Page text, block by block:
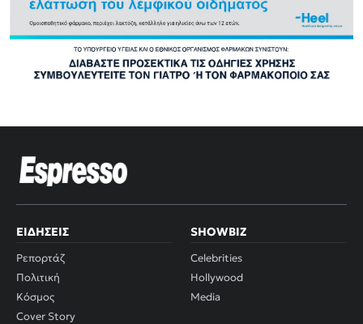
ΕΙΔΉΣΕΙΣ
Ρεπορτάζ
Πολιτική
Κόσμος
Cover Story
SHOWBIZ
Celebrities
Hollywood
Media